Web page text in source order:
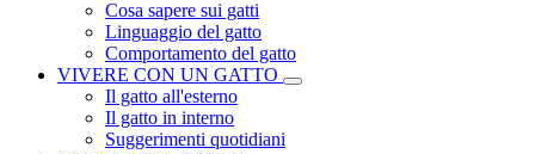
Cosa sapere sui gatti
Linguaggio del gatto
Comportamento del gatto
VIVERE CON UN GATTO
Il gatto all'esterno
Il gatto in interno
Suggerimenti quotidiani